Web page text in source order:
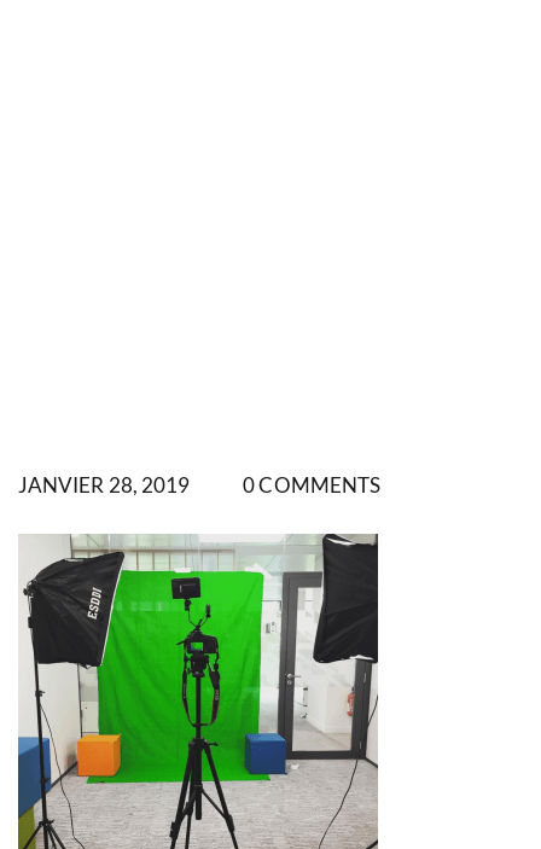
JANVIER 28, 2019 0 COMMENTS